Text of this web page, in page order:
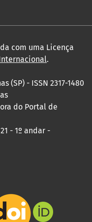
com uma Licença
.
(SP) - ISSN 2317-1480
do Portal de
- 1º andar -